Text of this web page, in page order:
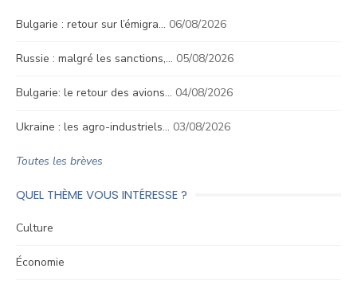
Bulgarie : retour sur l’émigra… 06/08/2026
Russie : malgré les sanctions,… 05/08/2026
Bulgarie: le retour des avions… 04/08/2026
Ukraine : les agro-industriels… 03/08/2026
Toutes les brèves
QUEL THÈME VOUS INTÉRESSE ?
Culture
Économie